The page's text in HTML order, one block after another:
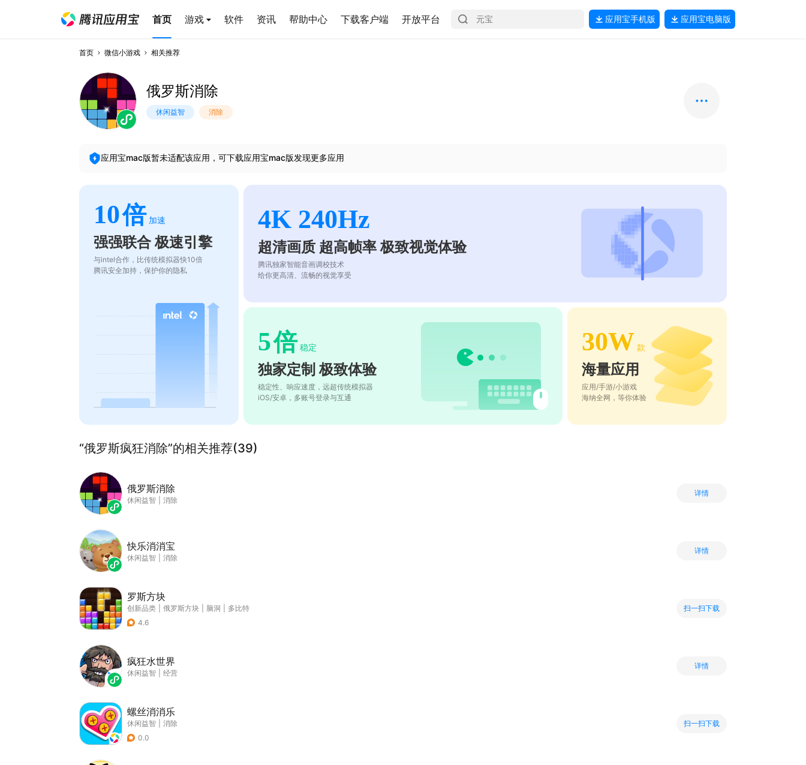
首页 游戏 软件 资讯 帮助中心 下载客户端 开放平台 应用宝手机版 应用宝电脑版
首页 微信小游戏 相关推荐
俄罗斯消除
休闲益智 消除
应用宝mac版暂未适配该应用，可下载应用宝mac版发现更多应用
10倍 加速
强强联合 极速引擎
与intel合作，比传统模拟器快10倍
腾讯安全加持，保护你的隐私
4K 240Hz
超清画质 超高帧率 极致视觉体验
腾讯独家智能音画调校技术
给你更高清、流畅的视觉享受
5倍 稳定
独家定制 极致体验
稳定性、响应速度，远超传统模拟器
iOS/安卓，多账号登录与互通
30W 款
海量应用
应用/手游/小游戏
海纳全网，等你体验
“俄罗斯疯狂消除”的相关推荐(39)
俄罗斯消除
休闲益智 消除
详情
快乐消消宝
休闲益智 消除
详情
罗斯方块
创新品类 俄罗斯方块 脑洞
多比特
4.6
扫一扫下载
疯狂水世界
休闲益智 经营
详情
螺丝消消乐
休闲益智
消除
0.0
扫一扫下载